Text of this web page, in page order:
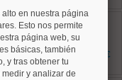
854.500 €
en nuestra página
Esto nos permite
página web, su
básicas, también
y tras obtener tu
y analizar de